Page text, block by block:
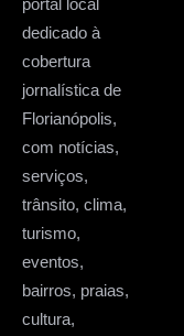
dedicado à
cobertura
jornalística de
Florianópolis,
com notícias,
serviços,
trânsito, clima,
turismo,
eventos,
bairros, praias,
cultura,